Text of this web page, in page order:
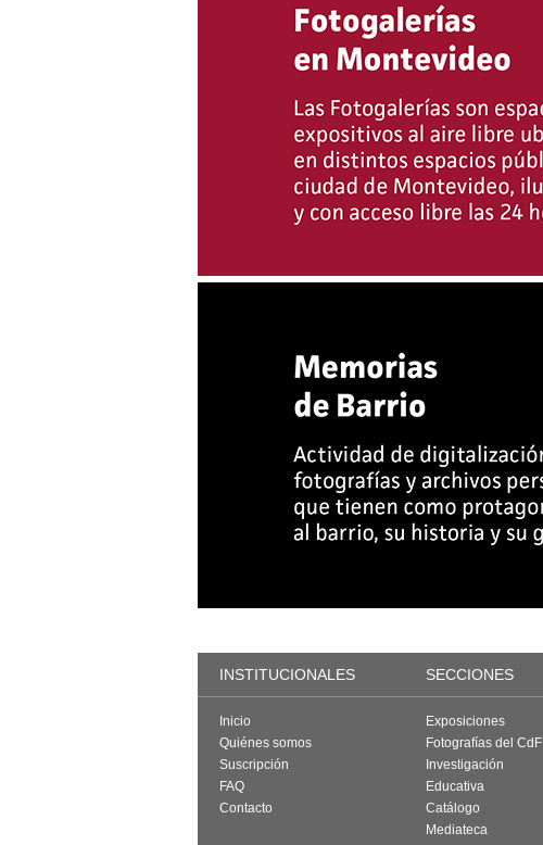
INSTITUCIONALES SECCIONES
Inicio
Quiénes somos
Suscripción
FAQ
Contacto
Exposiciones
Fotografías del CdF
Investigación
Educativa
Catálogo
Mediateca